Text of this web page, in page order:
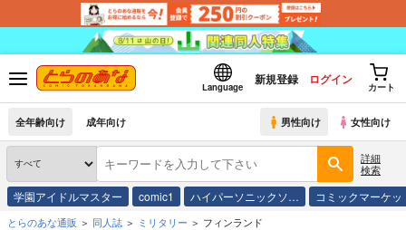
Language
新規登録 ログイン
カート
全年齢向け 成年向け 男性向け 女性向け
詳細
検索
学園アイドルマスター comic1 ハイパーソニックソ… コミックマーケ
とらのあな通販 同人誌 ミリタリー フィンランド